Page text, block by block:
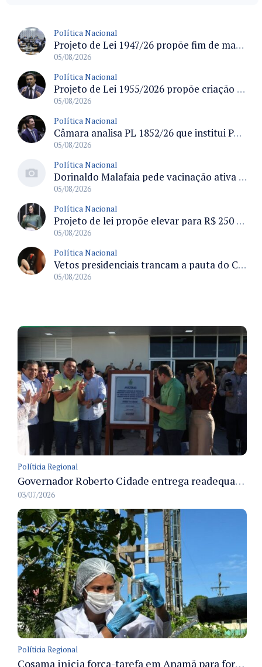
Política Nacional
Projeto de Lei 1947/26 propõe fim de margens para cartão de crédito e consignado do INSS
05/08/2026
Política Nacional
Projeto de Lei 1955/2026 propõe criação de geração livre de fumo ao restringir venda de vapes a nascidos desde 1º de janeiro de 2009
05/08/2026
Política Nacional
Câmara analisa PL 1852/26 que institui Política Nacional de Gestão de Desempenho e Eficiência para servidores públicos
05/08/2026
Política Nacional
Dorinaldo Malafaia pede vacinação ativa ao Ministério da Saúde para reverter queda na cobertura vacinal no Brasil
05/08/2026
Política Nacional
Projeto de lei propõe elevar para R$ 250 mil limite de isenção do IPI para pessoas com deficiência e autismo
05/08/2026
Política Nacional
Vetos presidenciais trancam a pauta do Congresso com 87 itens pendentes e incluem trechos do Orçamento de 2026
05/08/2026
Políticia Regional
Governador Roberto Cidade entrega readequação do ambulatório da FCecon e amplia capacidade de atendimento oncológico em Manaus
03/07/2026
Políticia Regional
Cosama inicia força-tarefa em Anamã para fortalecer abastecimento de água e segurança hídrica da população